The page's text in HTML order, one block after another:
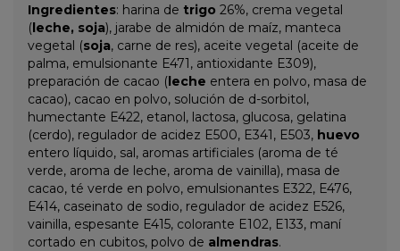
Ingredientes: harina de trigo 26%, crema vegetal
(leche, soja), jarabe de almidón de maíz, manteca
vegetal (soja, carne de res), aceite vegetal (aceite de
palma, emulsionante E471, antioxidante E309),
preparación de cacao (leche entera en polvo, masa de
cacao), cacao en polvo, solución de d-sorbitol,
humectante E422, etanol, lactosa, glucosa, gelatina
(cerdo), regulador de acidez E500, E341, E503, huevo
entero líquido, sal, aromas artificiales (aroma de té
verde, aroma de leche, aroma de vainilla), masa de
cacao, té verde en polvo, emulsionantes E322, E476,
E414, caseinato de sodio, regulador de acidez E526,
vainilla, espesante E415, colorante E102, E133, maní
cortado en cubitos, polvo de almendras.